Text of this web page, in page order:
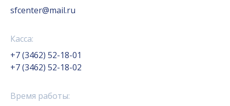
sfcenter@mail.ru
Касса:
+7 (3462) 52-18-01
+7 (3462) 52-18-02
Время работы: